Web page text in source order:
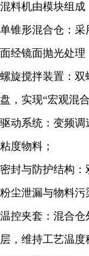
混料机由模块组成
单锥形混合仓：
面经镜面抛光处理
螺旋搅拌装置：
盘，实现“宏观混
驱动系统：变频调
粘度物料；
密封与防护结构
粉尘泄漏与物料污
温控夹套：混合
层，维持工艺温度